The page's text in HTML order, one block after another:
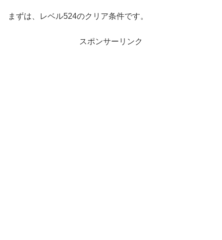
まずは、レベル524のクリア条件です。
スポンサーリンク